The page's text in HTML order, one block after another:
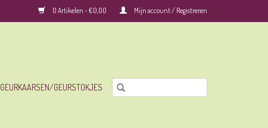
0 Artikelen - €0,00 Mijn account / Registreren
GEURKAARSEN/GEURSTOKJES